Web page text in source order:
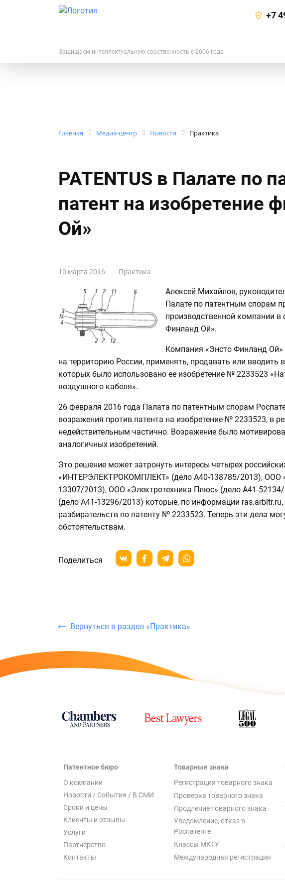
Защищаем интеллектуальную собственность с 2006 года
+7
Главная Медиа-центр Новости Практика
PATENTUS в Палате по
патент на изобретение
Ой»
10 марта 2016 Практика
Алексей Михайлов,
Палате по патентным спорам
производственной компании
Финланд Ой».
Компания «Энсто Финланд Ой»
на территорию России, применять, продавать или вводить
которых было использовано ее изобретение № 2233523
воздушного кабеля».
26 февраля 2016 года Палата по патентным спорам
возражения против патента на изобретение № 2233523, в
недействительным частично. Возражение было
аналогичных изобретений.
Это решение может затронуть интересы четырех
«ИНТЕРЭЛЕКТРОКОМПЛЕКТ» (дело А40-138785/2013), ООО
13307/2013), ООО «Электротехника Плюс» (дело А41-
(дело А41-13296/2013) которые, по информации
разбирательств по патенту № 2233523. Теперь эти дела
обстоятельствам.
Поделиться
Вернуться в раздел «Практика»
Патентное бюро
О компании
Новости / События / В СМИ
Сроки и цены
Клиенты и отзывы
Услуги
Партнерство
Контакты
Товарные знаки
Регистрация товарного знака
Проверка товарного знака
Продление товарного знака
Уведомление, отказ в
Роспатенте
Классы МКТУ
Международная регистрация